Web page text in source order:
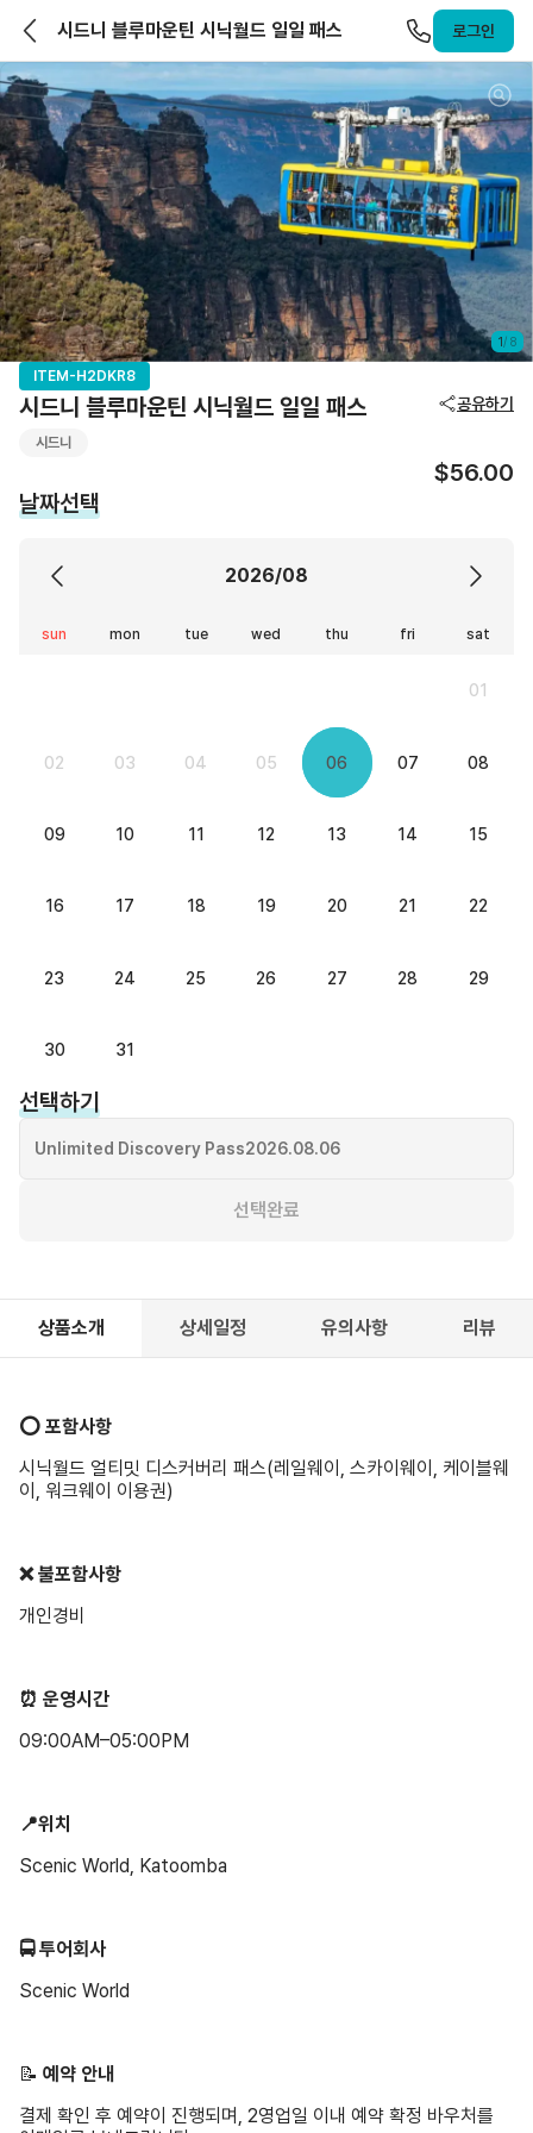
앨라호주 | ELLAHOJU
시드니 블루마운틴 시닉월드 일일 패스 로그인
1/ 8
ITEM-H2DKR8
시드니 블루마운틴 시닉월드 일일 패스 공유하기
시드니
$56.00
날짜선택
2026/08
sun mon tue wed thu fri sat
01
02 03 04 05 06 07 08
09 10 11 12 13 14 15
16 17 18 19 20 21 22
23 24 25 26 27 28 29
30 31
선택하기
Unlimited Discovery Pass2026.08.06
선택완료
상품소개 상세일정 유의사항 리뷰
⭕️ 포함사항
시닉월드 얼티밋 디스커버리 패스(레일웨이, 스카이웨이, 케이블웨
이, 워크웨이 이용권)
❌ 불포함사항
개인경비
⏰ 운영시간
09:00AM–05:00PM
📍위치
Scenic World, Katoomba
🚍 투어회사
Scenic World
📝 ️ 예약 안내
결제 확인 후 예약이 진행되며, 2영업일 이내 예약 확정 바우처를